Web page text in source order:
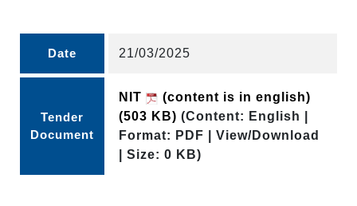
Date 21/03/2025
Tender
Document
NIT
(content is in english)
(503 KB) (Content: English |
Format: PDF | View/Download
| Size: 0 KB)